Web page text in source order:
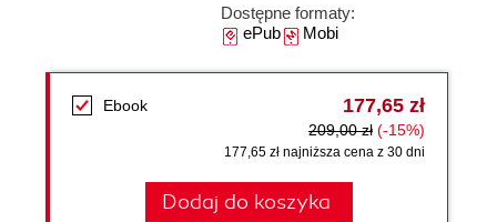
Dostępne formaty:
ePubMobi
Ebook 177,65 zł
209,00 zł (-15%)
177,65 zł najniższa cena z 30 dni
Dodaj do koszyka